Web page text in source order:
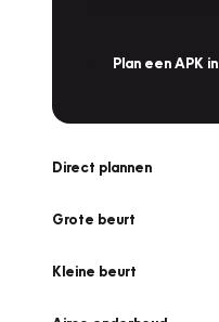
Plan een APK in
Direct plannen
Grote beurt
Kleine beurt